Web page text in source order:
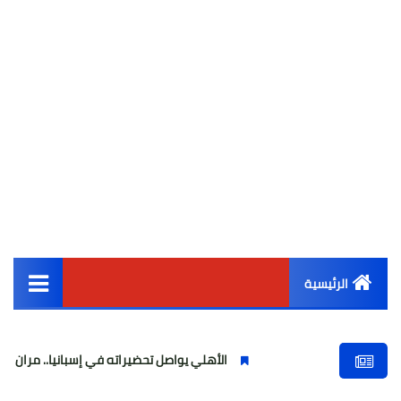
الرئيسية
أخبار مصر
الأهلي يواصل تحضيراته في إسبانيا.. مران صباحي قوي